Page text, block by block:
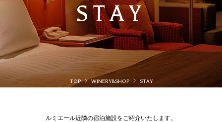
STAY
TOP WINERY&SHOP STAY
ルミエール近隣の宿泊施設をご紹介いたします。